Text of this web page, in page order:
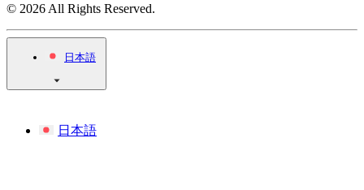
© 2026 All Rights Reserved.
日本語
日本語